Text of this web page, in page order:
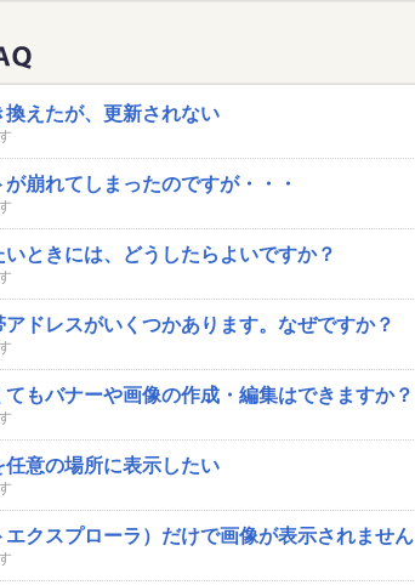
えたが、更新されない
崩れてしまったのですが・・・
ときには、どうしたらよいですか？
ドレスがいくつかあります。なぜですか？
もバナーや画像の作成・編集はできますか？
意の場所に表示したい
エクスプローラ）だけで画像が表示されません